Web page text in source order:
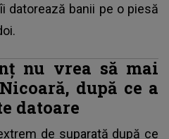
datorează banii pe o piesă
nu vrea să mai
după ce a
datoare
de suparată după ce